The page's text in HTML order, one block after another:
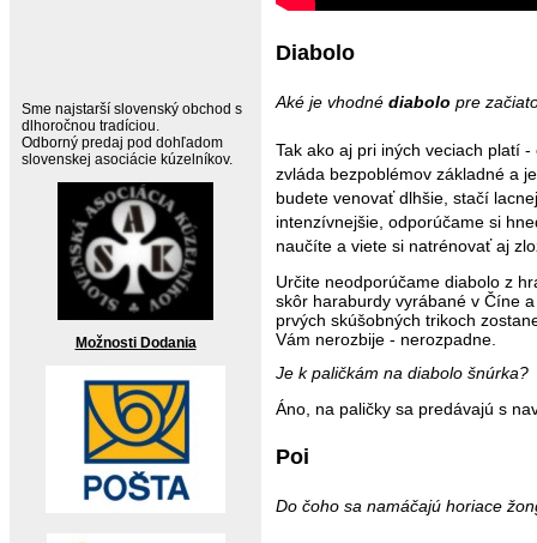
Sme najstarší slovenský obchod s
dlhoročnou tradíciou.
Odborný predaj pod dohľadom
slovenskej asociácie kúzelníkov.
Možnosti Dodania
Diabolo
Aké je vhodné diabolo pre
Tak ako aj pri iných veciach platí
zvláda bezpoblémov základné a
budete venovať dlhšie, stačí
intenzívnejšie, odporúčame si
naučíte a viete si natrénovať aj
Určite neodporúčame diabolo z
skôr haraburdy vyrábané v Číne
prvých skúšobných trikoch
Vám nerozbije - nerozpadne.
Je k paličkám na diabolo šnúrka?
Áno, na paličky sa predávajú s
Poi
Do čoho sa namáčajú horiace